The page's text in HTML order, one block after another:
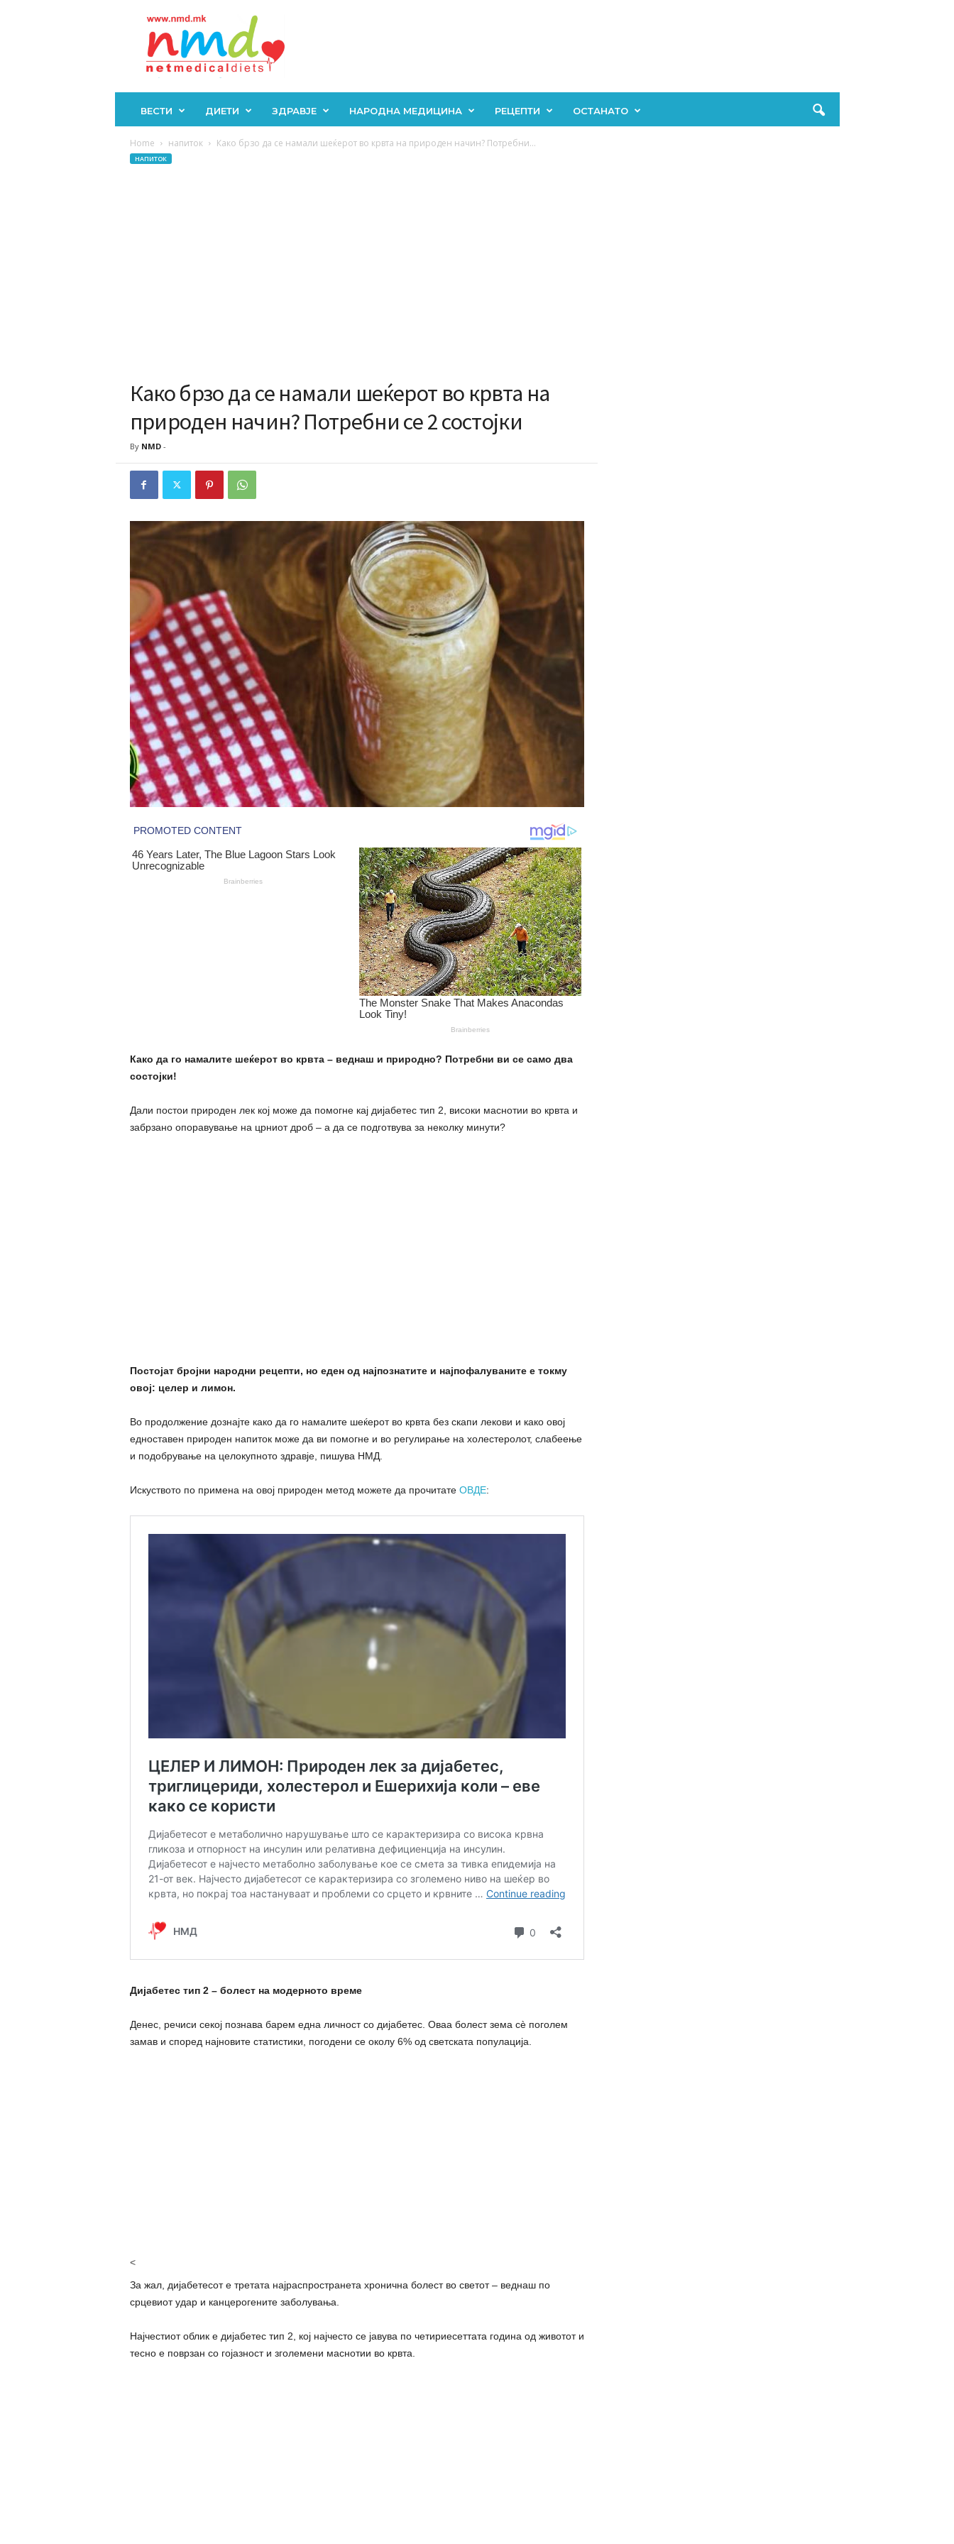
ВЕСТИ ДИЕТИ ЗДРАВЈЕ НАРОДНА МЕДИЦИНА РЕЦЕПТИ ОСТАНАТО
Home напиток Како брзо да се намали шеќерот во крвта на природен начин? Потребни...
НАПИТОК
Како брзо да се намали шеќерот во крвта на
природен начин? Потребни се 2 состојки
By NMD-
Како да го намалите шеќерот во крвта – веднаш и природно? Потребни ви се само два
состојки!
Дали постои природен лек кој може да помогне кај дијабетес тип 2, високи маснотии во крвта и
забрзано опоравување на црниот дроб – а да се подготвува за неколку минути?
Постојат бројни народни рецепти, но еден од најпознатите и најпофалуваните е токму
овој: целер и лимон.
Во продолжение дознајте како да го намалите шеќерот во крвта без скапи лекови и како овој
едноставен природен напиток може да ви помогне и во регулирање на холестеролот, слабеење
и подобрување на целокупното здравје, пишува НМД.
Искуството по примена на овој природен метод можете да прочитате ОВДЕ:
Дијабетес тип 2 – болест на модерното време
Денес, речиси секој познава барем една личност со дијабетес. Оваа болест зема сè поголем
замав и според најновите статистики, погодени се околу 6% од светската популација.
<
За жал, дијабетесот е третата најраспространета хронична болест во светот – веднаш по
срцевиот удар и канцерогените заболувања.
Најчестиот облик е дијабетес тип 2, кој најчесто се јавува по четириесеттата година од животот и
тесно е поврзан со гојазност и зголемени маснотии во крвта.